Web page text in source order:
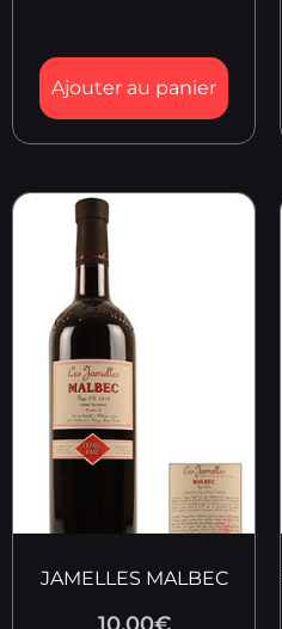
Ajouter au panier
JAMELLES MALBEC